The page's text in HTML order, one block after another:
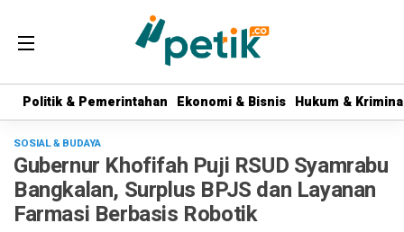
Politik & Pemerintahan Ekonomi & Bisnis Hukum &
Politik & Pemerintahan Ekonomi & Bisnis Hukum &
SOSIAL & BUDAYA
Gubernur Khofifah Puji RSUD Syamrabu
Bangkalan, Surplus BPJS dan Layanan
Farmasi Berbasis Robotik